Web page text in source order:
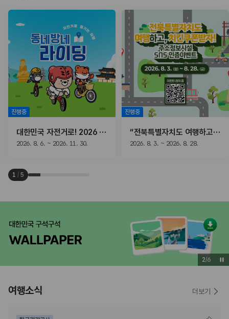
진행중
대한민국 자전거로! 2026 동네방네 라이딩
2026. 8. 6. ~ 2026. 11. 30.
진행중
“전북특별자치도 여행하고, 치킨쿠폰받자!” 주소정보시설 SNS 인증이벤트
2026. 8. 3. ~ 2026. 8. 28.
1 / 5
3/6
여행소식 더보기